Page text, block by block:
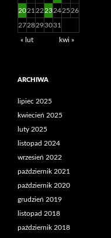
2021 22 232425 26
2728293031
« lut kwi »
ARCHIWA
lipiec 2025
kwiecień 2025
luty 2025
listopad 2024
wrzesień 2022
październik 2021
październik 2020
grudzień 2019
listopad 2018
październik 2018